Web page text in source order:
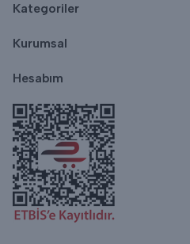
Kategoriler
Kurumsal
Hesabım